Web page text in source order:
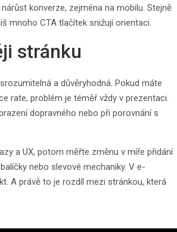
konverze, zejména na mobilu. Stejně
mnoho CTA tlačítek snižují orientaci.
stránku
a důvěryhodná. Pokud máte
rate, problém je téměř vždy v prezentaci.
dopravného nebo při porovnání s
a UX, potom měřte změnu v míře přidání
nebo slevové mechaniky. V e-
A právě to je rozdíl mezi stránkou, která